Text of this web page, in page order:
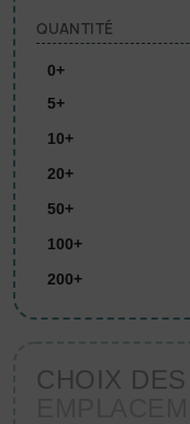
QUANTITÉ
0+
5+
10+
20+
50+
100+
200+
CHOIX DES